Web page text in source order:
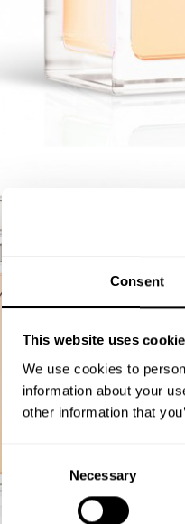
Consent
This website uses
We use cookies to
information about your
other information that
Selection
Necessary